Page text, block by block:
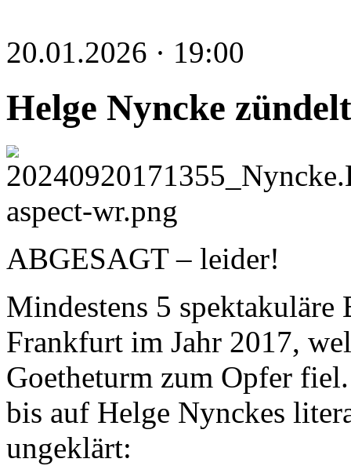
20.01.2026 · 19:00
Helge Nyncke
ABGESAGT – leider!
Mindestens 5 spektakuläre
Frankfurt im Jahr 2017,
Goetheturm zum Opfer
bis auf Helge Nynckes
ungeklärt: